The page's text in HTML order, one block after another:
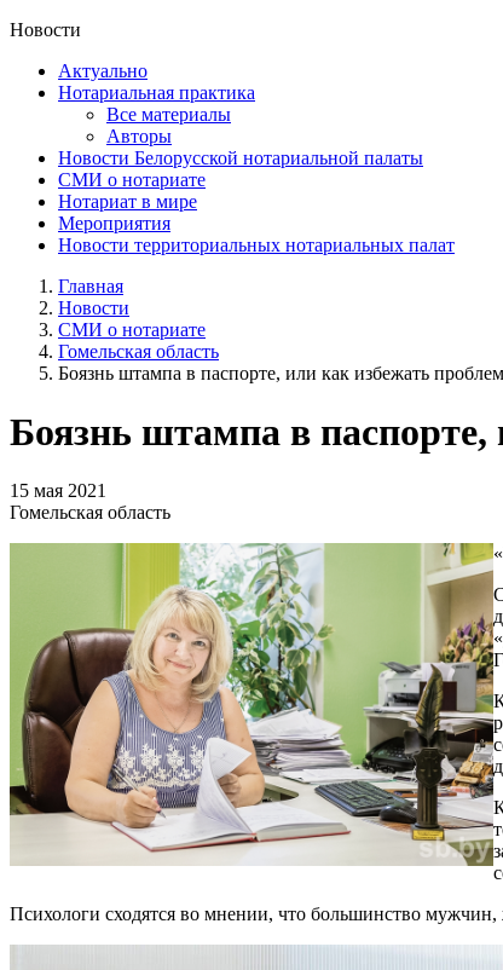
Новости
Актуально
Нотариальная практика
Все материалы
Авторы
Новости Белорусской нотариальной палаты
СМИ о нотариате
Нотариат в мире
Мероприятия
Новости территориальных нотариальных палат
Главная
Новости
СМИ о нотариате
Гомельская область
Боязнь штампа в паспорте, или как избежать
Боязнь штампа в паспорте,
15 мая 2021
Гомельская область
Психологи сходятся во мнении, что большинство